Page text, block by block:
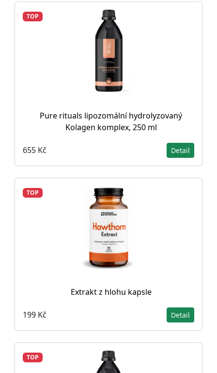
TOP
Pure rituals lipozomální hydrolyzovaný
Kolagen komplex, 250 ml
655 Kč Detail
TOP
Extrakt z hlohu kapsle
199 Kč Detail
TOP